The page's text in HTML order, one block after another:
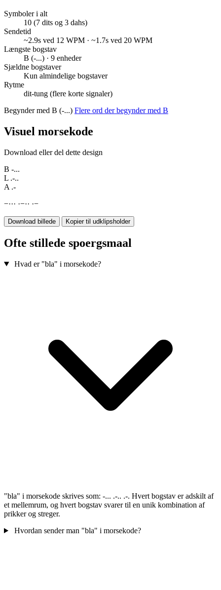
Symboler i alt
10 (7 dits og 3 dahs)
Sendetid
~2.9s ved 12 WPM · ~1.7s ved 20 WPM
Længste bogstav
B (-...) · 9 enheder
Sjældne bogstaver
Kun almindelige bogstaver
Rytme
dit-tung (flere korte signaler)
Begynder med B (-...) Flere ord der begynder med B
Visuel morsekode
Download eller del dette design
B -...
L .-..
A .-
−··· ·−·· ·−
Download billede Kopier til udklipsholder
Ofte stillede spoergsmaal
Hvad er "bla" i morsekode?
"bla" i morsekode skrives som: -... .-.. .-. Hvert bogstav er adskilt af
et mellemrum, og hvert bogstav svarer til en unik kombination af
prikker og streger.
Hvordan sender man "bla" i morsekode?